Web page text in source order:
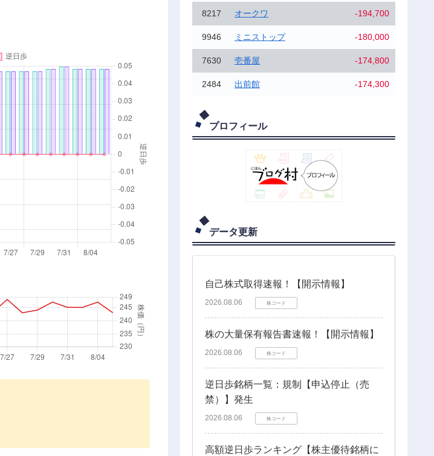
8217 オークワ -194,700
9946 ミニストップ -180,000
7630 壱番屋 -174,800
2484 出前館 -174,300
プロフィール
データ更新
自己株式取得速報！【開示情報】
2026.08.06 株コード
株の大量保有報告書速報！【開示情報】
2026.08.06 株コード
逆日歩銘柄一覧：規制【申込停止（売
禁）】発生
2026.08.06 株コード
高額逆日歩ランキング【株主優待銘柄に